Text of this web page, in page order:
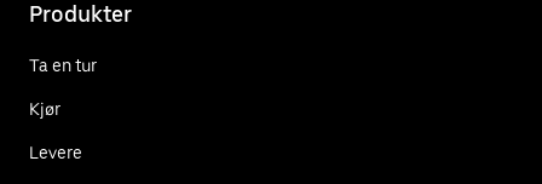
Produkter
Ta en tur
Kjør
Levere